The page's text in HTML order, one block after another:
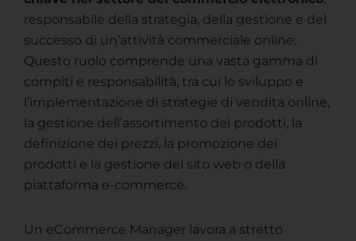
responsabile della strategia, della gestione e del
successo di un’attività commerciale online.
Questo ruolo comprende una vasta gamma di
compiti e responsabilità, tra cui lo sviluppo e
l’implementazione di strategie di vendita online,
la gestione dell’assortimento dei prodotti, la
definizione dei prezzi, la promozione dei
prodotti e la gestione del sito web o della
piattaforma e-commerce.
Un eCommerce Manager lavora a stretto